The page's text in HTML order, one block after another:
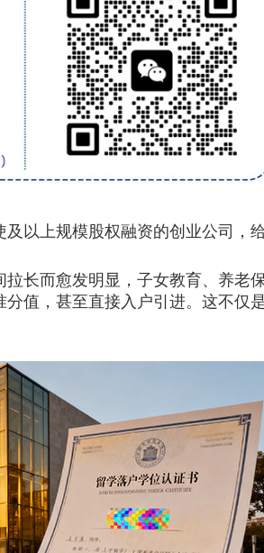
上规模股权融资的创业公司，给
而愈发明显，子女教育、养老
值，甚至直接入户引进。这不仅